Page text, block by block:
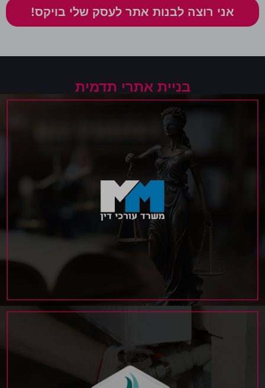
אני רוצה לבנות אתר לעסק שלי בויקס!
בניית אתרי תדמית